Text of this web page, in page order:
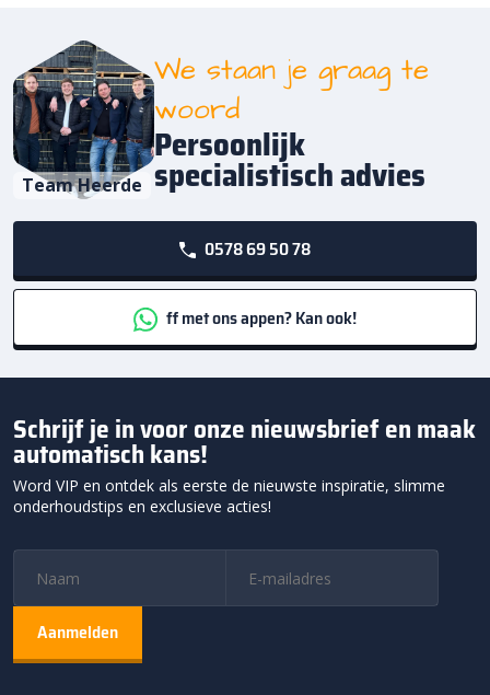
Team Heerde
We staan je graag te
woord
Persoonlijk
specialistisch advies
0578 69 50 78
ff met ons appen? Kan ook!
Schrijf je in voor onze nieuwsbrief en maak
automatisch kans!
Word VIP en ontdek als eerste de nieuwste inspiratie, slimme
onderhoudstips en exclusieve acties!